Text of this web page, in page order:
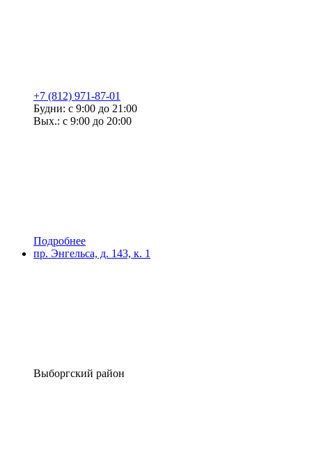
+7 (812) 971-87-01
Будни: с 9:00 до 21:00
Вых.: с 9:00 до 20:00
Подробнее
пр. Энгельса, д. 143, к. 1
Выборгский район